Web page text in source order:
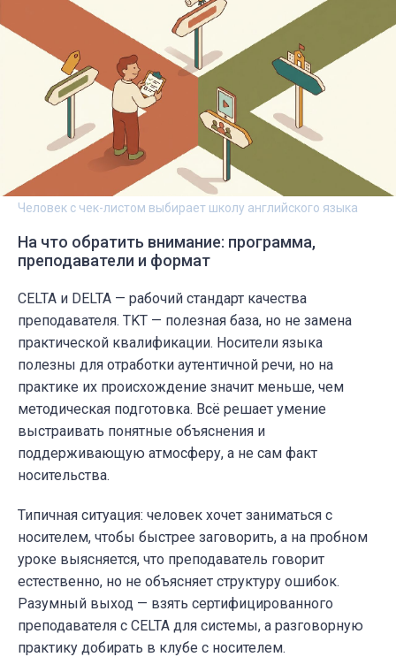
Человек с чек-листом выбирает школу английского языка
На что обратить внимание: программа,
преподаватели и формат
CELTA и DELTA — рабочий стандарт качества
преподавателя. TKT — полезная база, но не замена
практической квалификации. Носители языка
полезны для отработки аутентичной речи, но на
практике их происхождение значит меньше, чем
методическая подготовка. Всё решает умение
выстраивать понятные объяснения и
поддерживающую атмосферу, а не сам факт
носительства.
Типичная ситуация: человек хочет заниматься с
носителем, чтобы быстрее заговорить, а на пробном
уроке выясняется, что преподаватель говорит
естественно, но не объясняет структуру ошибок.
Разумный выход — взять сертифицированного
преподавателя с CELTA для системы, а разговорную
практику добирать в клубе с носителем.